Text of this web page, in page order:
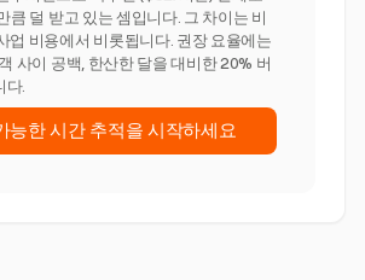
큼 덜 받고 있는 셈입니다. 그 차이는 비
업 비용에서 비롯됩니다. 권장 요율에는
사이 공백, 한산한 달을 대비한 20% 버
다.
능한 시간 추적을 시작하세요